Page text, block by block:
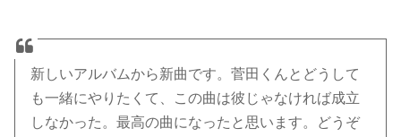
新しいアルバムから新曲です。菅田くんとどうして
も一緒にやりたくて、この曲は彼じゃなければ成立
しなかった。最高の曲になったと思います。どうぞ